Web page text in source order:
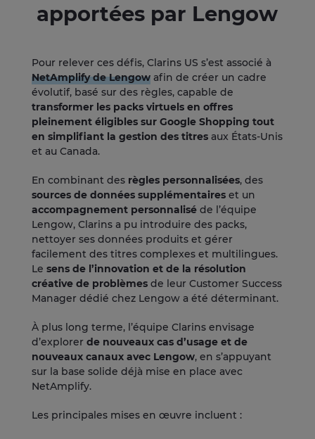
apportées par Lengow
Pour relever ces défis, Clarins US s’est associé à
NetAmplify de Lengowafin de créer un cadre
évolutif, basé sur des règles, capable de
transformer les packs virtuels en offres
pleinement éligibles sur Google Shopping tout
en simplifiant la gestion des titresaux États-Unis
et au Canada.
En combinant des règles personnalisées, des
sources de données supplémentaireset un
accompagnement personnaliséde l’équipe
Lengow, Clarins a pu introduire des packs,
nettoyer ses données produits et gérer
facilement des titres complexes et multilingues.
Le sens de l’innovation et de la résolution
créative de problèmesde leur Customer Success
Manager dédié chez Lengow a été déterminant.
À plus long terme, l’équipe Clarins envisage
d’explorer de nouveaux cas d’usage et de
nouveaux canaux avec Lengow, en s’appuyant
sur la base solide déjà mise en place avec
NetAmplify.
Les principales mises en œuvre incluent :